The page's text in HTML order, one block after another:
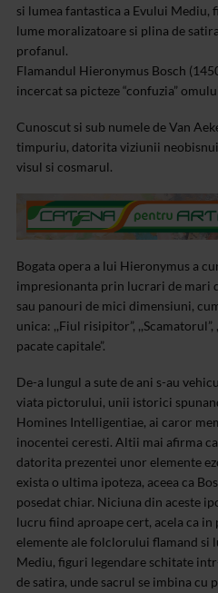
si lumea fantastica a Evului
lume moralizatoare si plina de
profanul.
Flamandul Hieronymus Bosch
incercat sa picteze “confuzia”
Cunoscut si sub numele de Van
timpuriu, datorita viziunii
visul si cosmarul.
Bogata opera a lui Hieronymus a
impresionanta prin lucrari de mari
sau panouri de mici dimensiuni,
unica: ,,Fiul risipitor”,
pacate capitale”.
De-a lungul a sute de ani s-au
viata pictorului, unii istorici
Homines Intelligentiae, ai caror
inocentei ceresti. Altii mai afirma
datorita prezentei unor elemente
exista o ultima ipoteza, aceea ca
posedat chiar. Niciuna din aceste
lucru fiind aproape cert, acela ca in
elemente ale folclorului flamand si
Mediu, figuri legendare schitate
de satira, unde sacrul se imbina cu